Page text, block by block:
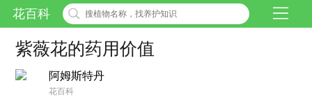
花百科
紫薇花的药用价值
阿姆斯特丹
花百科